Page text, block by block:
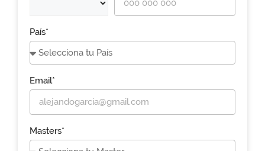
País*
Email*
Masters*